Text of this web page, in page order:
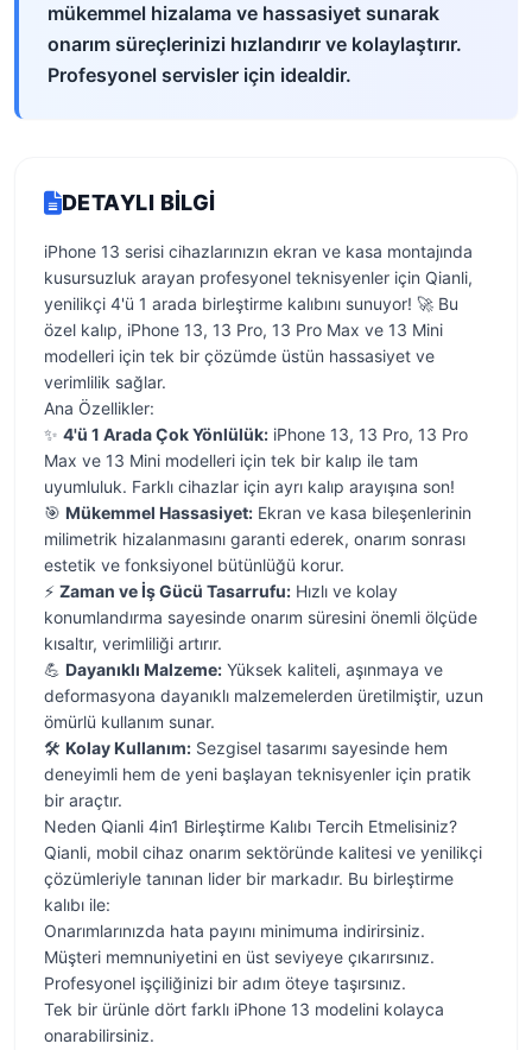
mükemmel hizalama ve hassasiyet sunarak
onarım süreçlerinizi hızlandırır ve kolaylaştırır.
Profesyonel servisler için idealdir.
DETAYLI BILGI
iPhone 13 serisi cihazlarınızın ekran ve kasa montajında
kusursuzluk arayan profesyonel teknisyenler için Qianli,
yenilikçi 4'ü 1 arada birleştirme kalıbını sunuyor! 🚀 Bu
özel kalıp, iPhone 13, 13 Pro, 13 Pro Max ve 13 Mini
modelleri için tek bir çözümde üstün hassasiyet ve
verimlilik sağlar.
Ana Özellikler:
✨ 4'ü 1 Arada Çok Yönlülük: iPhone 13, 13 Pro, 13 Pro
Max ve 13 Mini modelleri için tek bir kalıp ile tam
uyumluluk. Farklı cihazlar için ayrı kalıp arayışına son!
🎯 Mükemmel Hassasiyet: Ekran ve kasa bileşenlerinin
milimetrik hizalanmasını garanti ederek, onarım sonrası
estetik ve fonksiyonel bütünlüğü korur.
⚡ Zaman ve İş Gücü Tasarrufu: Hızlı ve kolay
konumlandırma sayesinde onarım süresini önemli ölçüde
kısaltır, verimliliği artırır.
💪 Dayanıklı Malzeme: Yüksek kaliteli, aşınmaya ve
deformasyona dayanıklı malzemelerden üretilmiştir, uzun
ömürlü kullanım sunar.
🛠️ Kolay Kullanım: Sezgisel tasarımı sayesinde hem
deneyimli hem de yeni başlayan teknisyenler için pratik
bir araçtır.
Neden Qianli 4in1 Birleştirme Kalıbı Tercih Etmelisiniz?
Qianli, mobil cihaz onarım sektöründe kalitesi ve yenilikçi
çözümleriyle tanınan lider bir markadır. Bu birleştirme
kalıbı ile:
Onarımlarınızda hata payını minimuma indirirsiniz.
Müşteri memnuniyetini en üst seviyeye çıkarırsınız.
Profesyonel işçiliğinizi bir adım öteye taşırsınız.
Tek bir ürünle dört farklı iPhone 13 modelini kolayca
onarabilirsiniz.